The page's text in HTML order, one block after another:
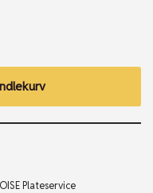
Plateservice